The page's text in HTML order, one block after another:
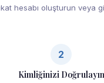
hesabı oluşturun veya
2
Kimliğinizi Doğrulayın